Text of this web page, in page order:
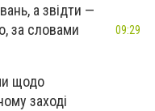
а звідти —
за словами
щодо
заході
09:29